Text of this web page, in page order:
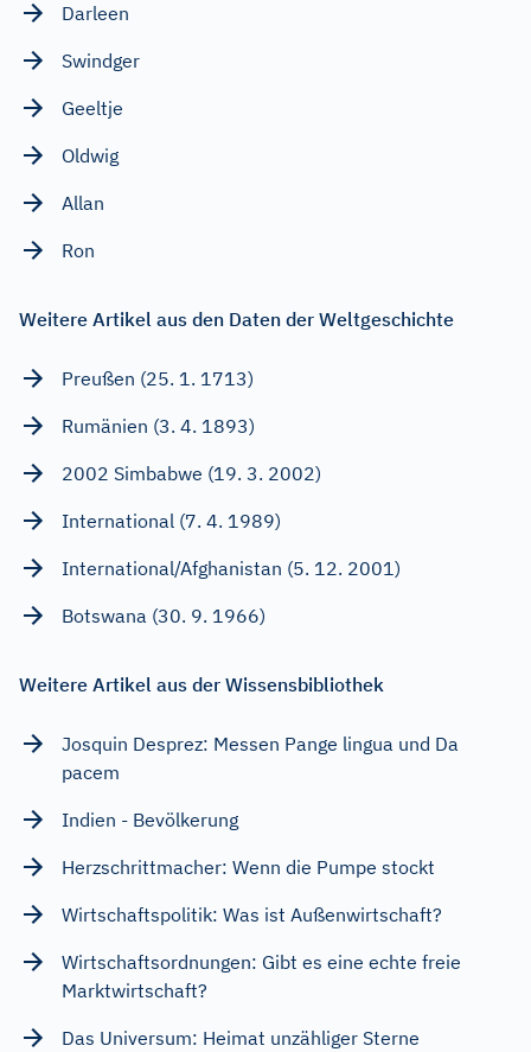
Darleen
Swindger
Geeltje
Oldwig
Allan
Ron
Weitere Artikel aus den Daten der Weltgeschichte
Preußen (25. 1. 1713)
Rumänien (3. 4. 1893)
2002 Simbabwe (19. 3. 2002)
International (7. 4. 1989)
International/Afghanistan (5. 12. 2001)
Botswana (30. 9. 1966)
Weitere Artikel aus der Wissensbibliothek
Josquin Desprez: Messen Pange lingua und Da
pacem
Indien - Bevölkerung
Herzschrittmacher: Wenn die Pumpe stockt
Wirtschaftspolitik: Was ist Außenwirtschaft?
Wirtschaftsordnungen: Gibt es eine echte freie
Marktwirtschaft?
Das Universum: Heimat unzähliger Sterne